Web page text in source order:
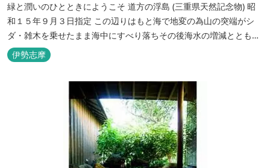
緑と潤いのひとときにようこそ ​道方の浮島 (三重県天然記念物) 昭
和１５年９月３日指定 この辺りはもと海で地変の為山の突端がシ
ダ・雑木を乗せたまま海中にすべり落ちその後海水の増減とともに
浮き沈みするようになったと伝えられています。 周辺は浮島を廻る
散策路が設けられ、また海岸線が一望できる展望塔へと続く遊歩道
もあり自然と親しむ見どころがあります。 ご家族連れで気軽にご利
伊勢志摩